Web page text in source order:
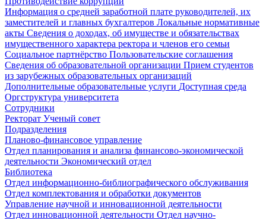
Информация о средней заработной плате руководителей, их
заместителей и главных бухгалтеров Локальные нормативные
акты Сведения о доходах, об имуществе и обязательствах
имущественного характера ректора и членов его семьи
Социальное партнёрство Пользовательские соглашения
Сведения об образовательной организации Прием студентов
из зарубежных образовательных организаций
Дополнительные образовательные услуги Доступная среда
Оргструктура университета
Сотрудники
Ректорат Ученый совет
Подразделения
Планово-финансовое управление
Отдел планирования и анализа финансово-экономической
деятельности Экономический отдел
Библиотека
Отдел информационно-библиографического обслуживания
Отдел комплектования и обработки документов
Управление научной и инновационной деятельности
Отдел инновационной деятельности Отдел научно-